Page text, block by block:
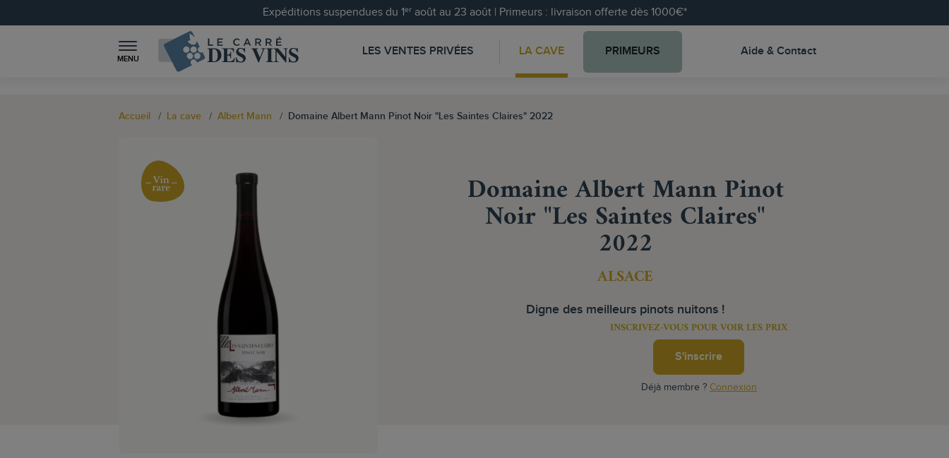
Expéditions suspendues du 1ᵉʳ août au 23 août | Primeurs : livraison offerte dès 1000€*
MENU
LES VENTES PRIVÉES LA CAVE PRIMEURS Aide & Contact
Accueil La cave Albert Mann Domaine Albert Mann Pinot Noir "Les Saintes Claires" 2022
Domaine Albert Mann Pinot
Noir "Les Saintes Claires"
2022
ALSACE
Digne des meilleurs pinots nuitons !
INSCRIVEZ-VOUS POUR VOIR LES PRIX
S'inscrire
Déjà membre ? Connexion